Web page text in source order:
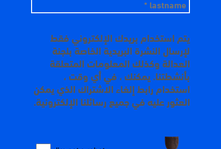
يتم استخدام بريدك الإلكتروني فقط
لإرسال النشرة البريدية الخاصة بلجنة
العدالة وكذلك المعلومات المتعلقة
بأنشطتنا. يمكنك ، في أي وقت ،
استخدام رابط إلغاء الاشتراك الذي يمكن
العثور عليه في جميع رسائلنا الإلكترونية.